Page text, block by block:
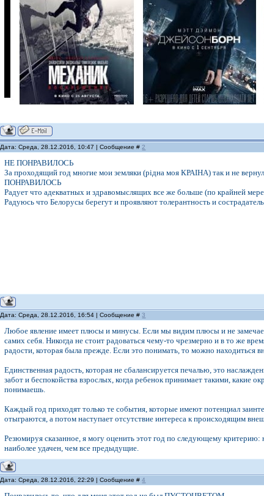
Дата: Среда, 28.12.2016, 10:47 | Сообщение # 2
НЕ ПОНРАВИЛОСЬ
За проходящий год многие мои земляки (рiдна моя КРАIНА) так и не
ПОНРАВИЛОСЬ
Радует что адекватных и здравомыслящих все же больше (по крайней
Радуюсь что Белорусы берегут и проявляют толерантность и
Дата: Среда, 28.12.2016, 16:54 | Сообщение #3
Любое явление имеет плюсы и минусы. Если мы видим плюсы и не
самих себя. Никогда не стоит радоваться чему-то чрезмерно и в то же
радости, которая была прежде. Если это понимать, то можно находиться
Единственная радость, которая не сбалансируется печалью, это
забот и беспокойства взрослых, когда ребенок принимает такими,
понимаешь.
Каждый год приходят только те события, которые имеют потенциал
отыграются, а потом наступает отсутствие интереса к происходящим
Резюмируя сказанное, я могу оценить этот год по следующему критерию:
наиболее удачен, чем все предыдущие.
Дата: Среда, 28.12.2016, 22:29 | Сообщение #4